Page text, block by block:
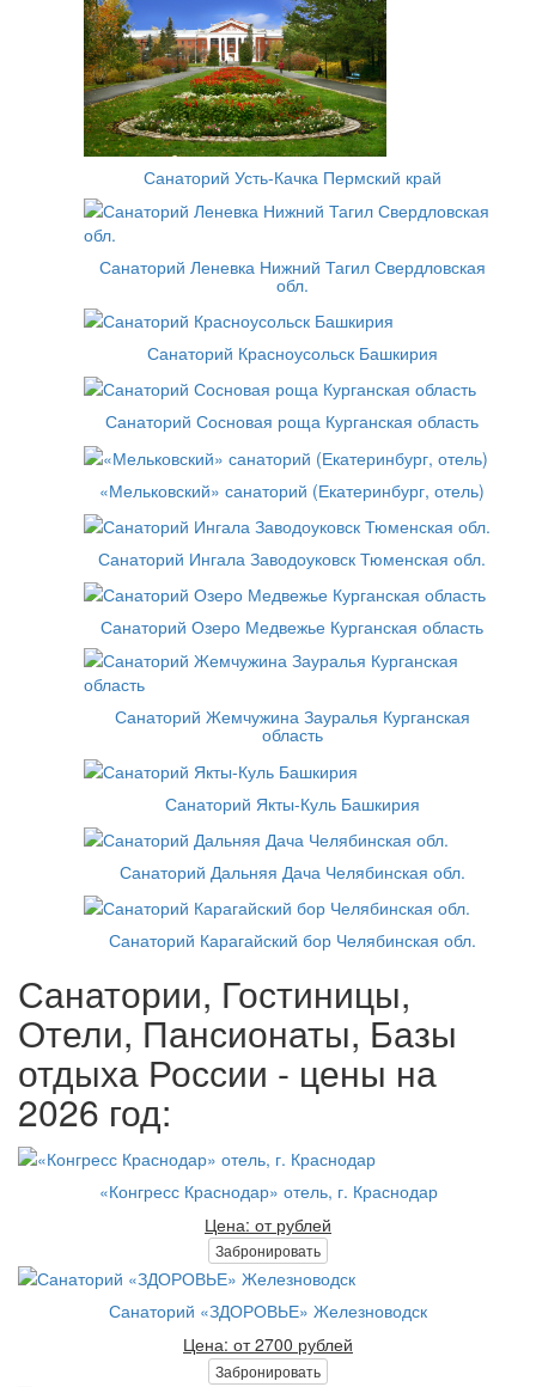
Санаторий Усть-Качка Пермский край
Санаторий Леневка Нижний Тагил Свердловская
обл.
Санаторий Красноусольск Башкирия
Санаторий Сосновая роща Курганская область
«Мельковский» санаторий (Екатеринбург, отель)
Санаторий Ингала Заводоуковск Тюменская обл.
Санаторий Озеро Медвежье Курганская область
Санаторий Жемчужина Зауралья Курганская
область
Санаторий Якты-Куль Башкирия
Санаторий Дальняя Дача Челябинская обл.
Санаторий Карагайский бор Челябинская обл.
Санатории, Гостиницы,
Отели, Пансионаты, Базы
отдыха России - цены на
2026 год:
«Конгресс Краснодар» отель, г. Краснодар
Цена: от рублей
Забронировать
Санаторий «ЗДОРОВЬЕ» Железноводск
Цена: от 2700 рублей
Забронировать